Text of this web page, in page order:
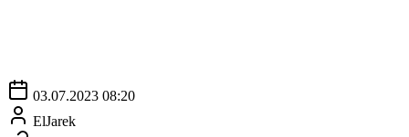
03.07.2023 08:20
ElJarek